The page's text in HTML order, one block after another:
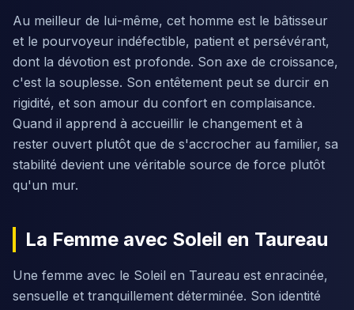
Au meilleur de lui-même, cet homme est le bâtisseur
et le pourvoyeur indéfectible, patient et persévérant,
dont la dévotion est profonde. Son axe de croissance,
c'est la souplesse. Son entêtement peut se durcir en
rigidité, et son amour du confort en complaisance.
Quand il apprend à accueillir le changement et à
rester ouvert plutôt que de s'accrocher au familier, sa
stabilité devient une véritable source de force plutôt
qu'un mur.
La Femme avec Soleil en Taureau
Une femme avec le Soleil en Taureau est enracinée,
sensuelle et tranquillement déterminée. Son identité